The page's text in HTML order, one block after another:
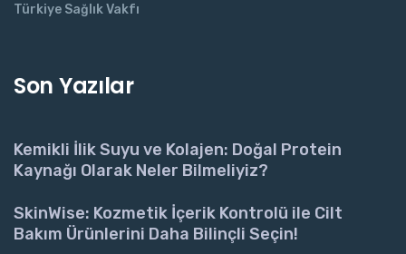
Türkiye Sağlık Vakfı
Son Yazılar
Kemikli İlik Suyu ve Kolajen: Doğal Protein
Kaynağı Olarak Neler Bilmeliyiz?
SkinWise: Kozmetik İçerik Kontrolü ile Cilt
Bakım Ürünlerini Daha Bilinçli Seçin!